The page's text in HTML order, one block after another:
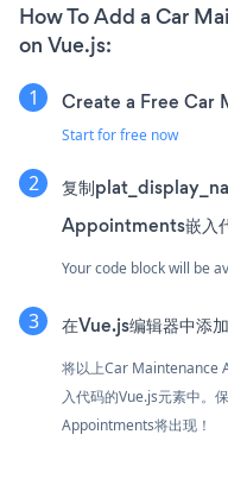
How To Add a Car
on Vue.js:
Create a Free Car
Start for free now
复制
Appointments嵌入
Your code block will be
在Vue.js编辑器中添
将以上Car Maintenance
入代码的Vue.js元素中。
Appointments将出现！